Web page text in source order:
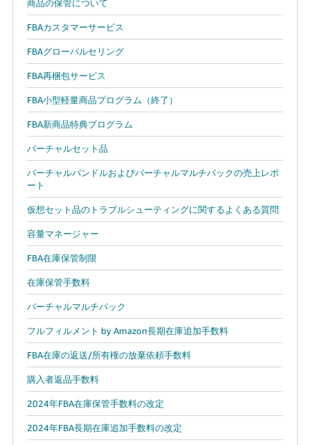
商品の保管について
FBAカスタマーサービス
FBAグローバルセリング
FBA再梱包サービス
FBA小型軽量商品プログラム（終了）
FBA新商品特典プログラム
バーチャルセット品
バーチャルバンドルおよびバーチャルマルチパックの売上レポ
ート
仮想セット品のトラブルシューティングに関するよくある質問
容量マネージャー
FBA在庫保管制限
在庫保管手数料
バーチャルマルチパック
フルフィルメント by Amazon長期在庫追加手数料
FBA在庫の返送/所有権の放棄依頼手数料
購入者返品手数料
2024年FBA在庫保管手数料の改定
2024年FBA長期在庫追加手数料の改定